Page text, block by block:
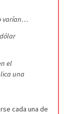
varían…
el
una
cada una de